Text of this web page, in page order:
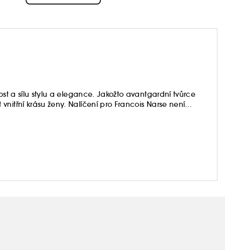
na holé pokožce bezprostředně po
holé pokožce po 8 hodinách.
používají make-up, bezprostředně po
a sílu stylu a elegance. Jakožto avantgardní tvůrce
krásu ženy. Nalíčení pro Francois Narse není
po totální extravaganci, François způsobil převrat v